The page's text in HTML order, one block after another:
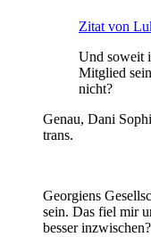
Zitat von
Und soweit
Mitglied
nicht?
Genau, Dani
trans.
Georgiens
sein. Das fiel mir
besser inzwischen?